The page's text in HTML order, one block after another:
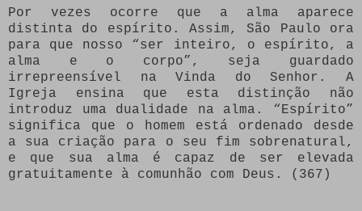
Por vezes ocorre que a alma aparece
distinta do espírito. Assim, São Paulo ora
para que nosso “ser inteiro, o espírito, a
alma e o corpo”, seja guardado
irrepreensível na Vinda do Senhor. A
Igreja ensina que esta distinção não
introduz uma dualidade na alma. “Espírito”
significa que o homem está ordenado desde
a sua criação para o seu fim sobrenatural,
e que sua alma é capaz de ser elevada
gratuitamente à comunhão com Deus. (367)